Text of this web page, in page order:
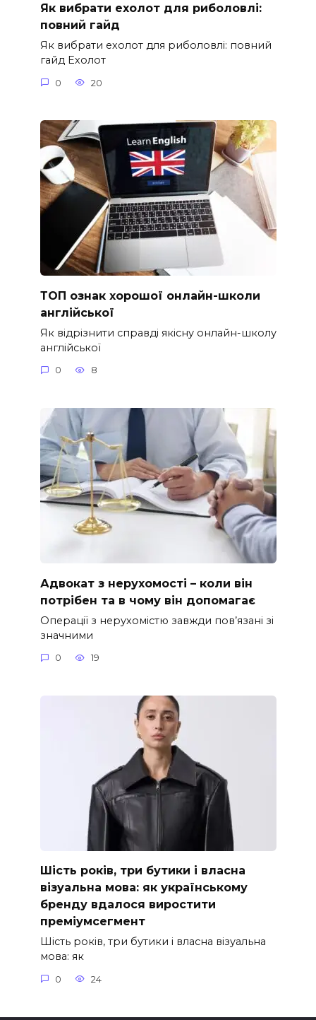
Як вибрати ехолот для риболовлі:
повний гайд
Як вибрати ехолот для риболовлі: повний
гайд Ехолот
0 20
ТОП ознак хорошої онлайн-школи
англійської
Як відрізнити справді якісну онлайн-школу
англійської
0 8
Адвокат з нерухомості – коли він
потрібен та в чому він допомагає
Операції з нерухомістю завжди пов’язані зі
значними
0 19
Шість років, три бутики і власна
візуальна мова: як українському
бренду вдалося виростити
преміумсегмент
Шість років, три бутики і власна візуальна
мова: як
0 24